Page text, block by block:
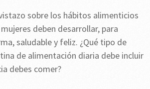
sobre los hábitos alimenticios
deben desarrollar, para
saludable y feliz. ¿Qué tipo de
de alimentación diaria debe incluir
debes comer?